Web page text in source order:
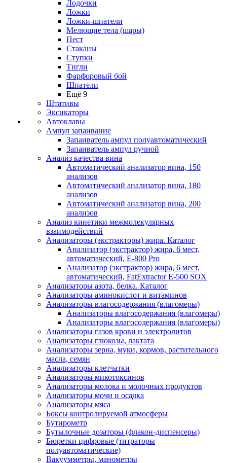
Лодочки
Ложки
Ложки-шпатели
Мелющие тела (шары)
Пест
Стаканы
Ступки
Тигли
Фарфоровый бой
Шпатели
Ещё 9
Штативы
Эксикаторы
Автоклавы
Ампул запаивание
Запаиватель ампул полуавтоматический
Запаиватель ампул ручной
Анализ качества вина
Автоматический анализатор вина, 150
анализов
Автоматический анализатор вина, 180
анализов
Автоматический анализатор вина, 200
анализов
Анализ кинетики межмолекулярных
взаимодействий
Анализаторы (экстракторы) жира. Каталог
Анализатор (экстрактор) жира, 6 мест,
автоматический, E-800 Pro
Анализатор (экстрактор) жира, 6 мест,
автоматический, FatExtractor E-500 SOX
Анализаторы азота, белка. Каталог
Анализаторы аминокислот и витаминов
Анализаторы влагосодержания (влагомеры)
Анализаторы влагосодержания (влагомеры)
Анализаторы влагосодержания (влагомеры)
Анализаторы газов крови и электролитов
Анализаторы глюкозы, лактата
Анализаторы зерна, муки, кормов, растительного
масла, семян
Анализаторы клетчатки
Анализаторы микотоксинов
Анализаторы молока и молочных продуктов
Анализаторы мочи и осадка
Анализаторы мяса
Боксы контролируемой атмосферы
Бутирометр
Бутылочные дозаторы (флакон-диспенсеры)
Бюретки цифровые (титраторы
полуавтоматические)
Вакуумметры, манометры